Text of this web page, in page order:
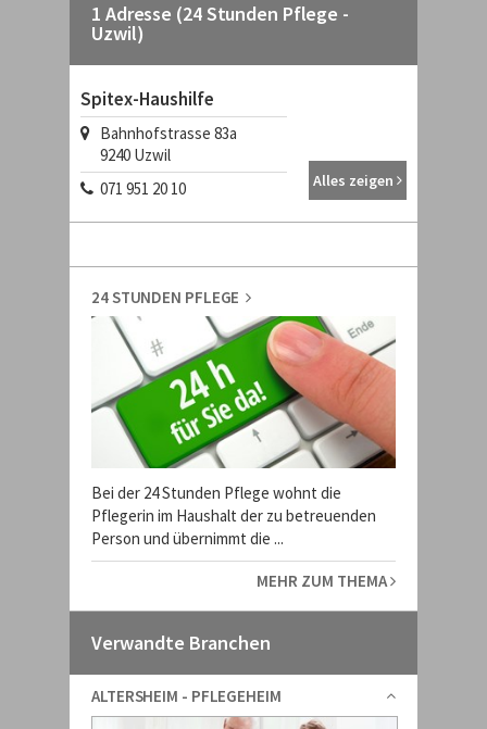
1 Adresse (24 Stunden Pflege -
Uzwil)
Spitex-Haushilfe
Bahnhofstrasse 83a
9240 Uzwil
071 951 20 10
Alles zeigen
24 STUNDEN PFLEGE
Bei der 24 Stunden Pflege wohnt die
Pflegerin im Haushalt der zu betreuenden
Person und übernimmt die ...
MEHR ZUM THEMA
Verwandte Branchen
ALTERSHEIM - PFLEGEHEIM